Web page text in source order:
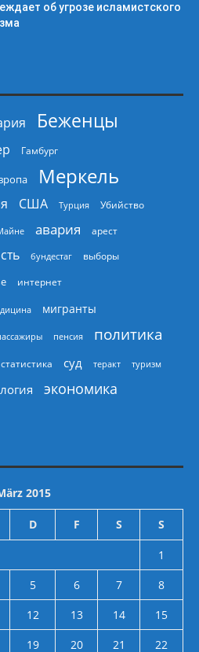
об угрозе исламистского
Беженцы
Гамбург
Меркель
США Турция Убийство
авария арест
бундестаг выборы
интернет
мигранты
пенсия политика
статистика суд теракт туризм
экономика
2015
D F S S
1
5 6 7
8
12 13 14
15
19 20 21 22